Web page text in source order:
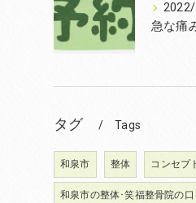
タグ Tags
和泉市 整体 コンセプ
和泉市の整体･笑福整骨院の口